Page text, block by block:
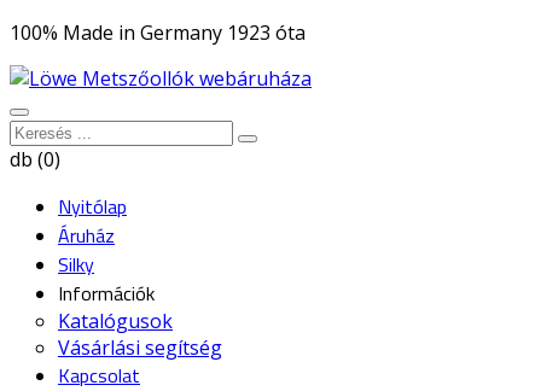
100% Made in Germany 1923 óta
db (0)
Nyitólap
Áruház
Silky
Információk
Katalógusok
Vásárlási segítség
Kapcsolat